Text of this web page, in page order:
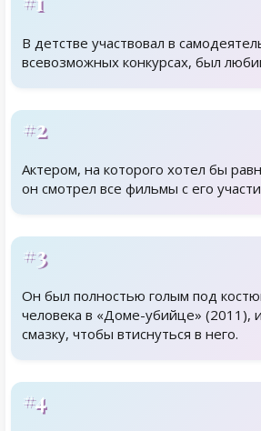
В детстве участвовал в
всевозможных конкурсах, был
#2
Актером, на которого хотел бы
он смотрел все фильмы с его
#3
Он был полностью голым под
человека в «Доме-убийце» (2011),
смазку, чтобы втиснуться в него.
#4